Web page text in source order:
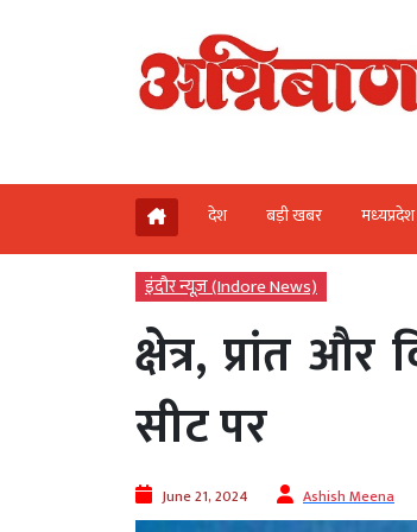
देश बड़ी खबर मध्‍यप्रदेश
इंदौर न्यूज़ (Indore News)
क्षेत्र, प्रांत
सीट पर
June 21, 2024 Ashish Meena